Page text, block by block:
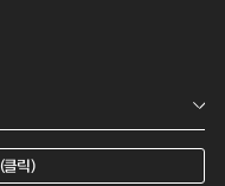
클릭)